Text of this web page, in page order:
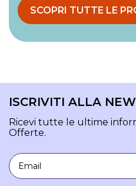
SCOPRI TUTTE LE
ISCRIVITI ALLA
Ricevi tutte le ultime
Offerte.
Email